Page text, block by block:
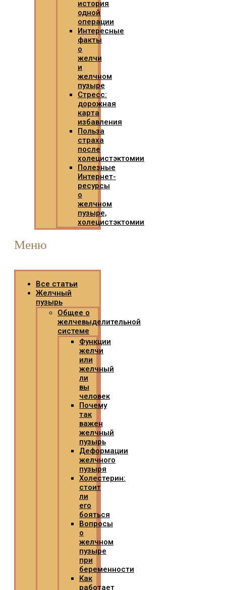
история
одной
операции
Интересные
факты
о
желчи
и
желчном
пузыре
Стресс:
дорожная
карта
избавления
Польза
страха
после
холецистэктомии
Полезные
Интернет-
ресурсы
о
желчном
пузыре,
холецистэктомии
Меню
Все статьи
Желчный
пузырь
Общее о
желчевыделительной
системе
Функции
желчи
или
желчный
ли
вы
человек
Почему
так
важен
желчный
пузырь
Деформации
желчного
пузыря
Холестерин:
стоит
ли
его
бояться
Вопросы
о
желчном
пузыре
при
беременности
Как
работает